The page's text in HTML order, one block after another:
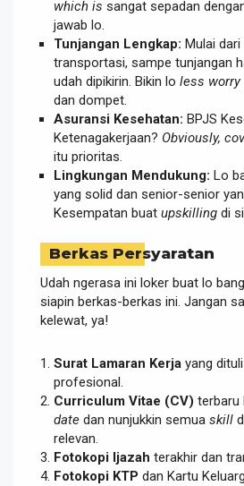
which is sangat sepadan
jawab lo.
Tunjangan Lengkap: Mulai
transportasi, sampe tunjangan
udah dipikirin. Bikin lo less worry
dan dompet.
Asuransi Kesehatan: BPJS
Ketenagakerjaan? Obviously,
itu prioritas.
Lingkungan Mendukung: Lo
yang solid dan senior-senior
Kesempatan buat upskilling di
Berkas Persyaratan
Udah ngerasa ini loker buat lo
siapin berkas-berkas ini. Jangan
kelewat, ya!
Surat Lamaran Kerja yang
profesional.
Curriculum Vitae (CV) terbaru
date dan nunjukkin semua skill
relevan.
Fotokopi Ijazah terakhir dan
Fotokopi KTP dan Kartu